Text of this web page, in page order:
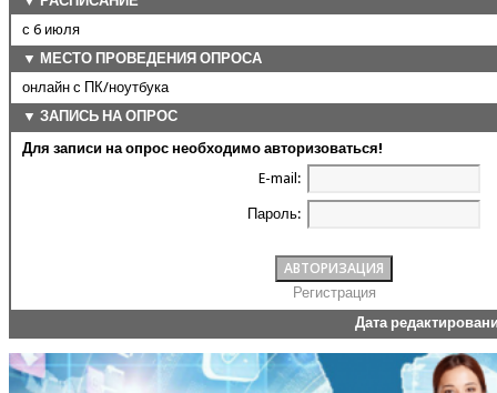
с 6 июля
▼ МЕСТО ПРОВЕДЕНИЯ ОПРОСА
онлайн с ПК/ноутбука
▼ ЗАПИСЬ НА ОПРОС
Для записи на опрос необходимо авторизоваться!
E-mail:
Пароль:
Регистрация
Дата